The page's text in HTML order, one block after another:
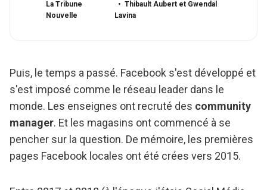
La Tribune
Nouvelle
Thibault Aubert et Gwendal
Lavina
Puis, le temps a passé. Facebook s'est développé et
s'est imposé comme le réseau leader dans le
monde. Les enseignes ont recruté des community
manager. Et les magasins ont commencé à se
pencher sur la question. De mémoire, les premières
pages Facebook locales ont été crées vers 2015.